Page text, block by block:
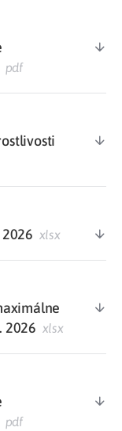
pdf
xlsx
2026 xlsx
pdf